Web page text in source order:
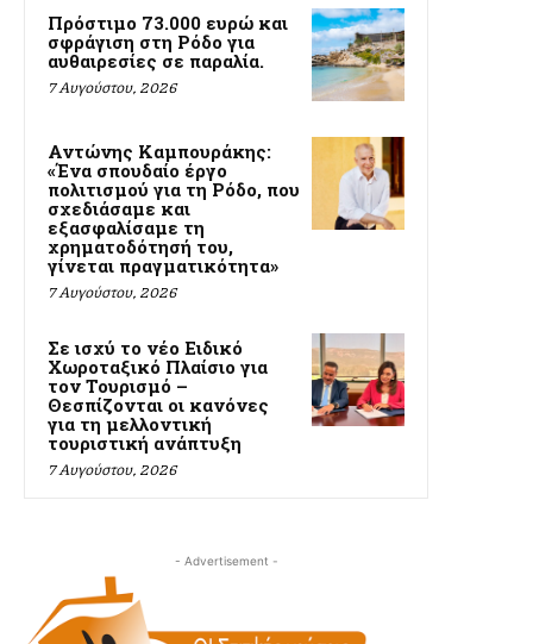
Πρόστιμο 73.000 ευρώ και
σφράγιση στη Ρόδο για
αυθαιρεσίες σε παραλία.
7 Αυγούστου, 2026
Αντώνης Καμπουράκης:
«Ένα σπουδαίο έργο
πολιτισμού για τη Ρόδο, που
σχεδιάσαμε και
εξασφαλίσαμε τη
χρηματοδότησή του,
γίνεται πραγματικότητα»
7 Αυγούστου, 2026
Σε ισχύ το νέο Ειδικό
Χωροταξικό Πλαίσιο για
τον Τουρισμό –
Θεσπίζονται οι κανόνες
για τη μελλοντική
τουριστική ανάπτυξη
7 Αυγούστου, 2026
- Advertisement -